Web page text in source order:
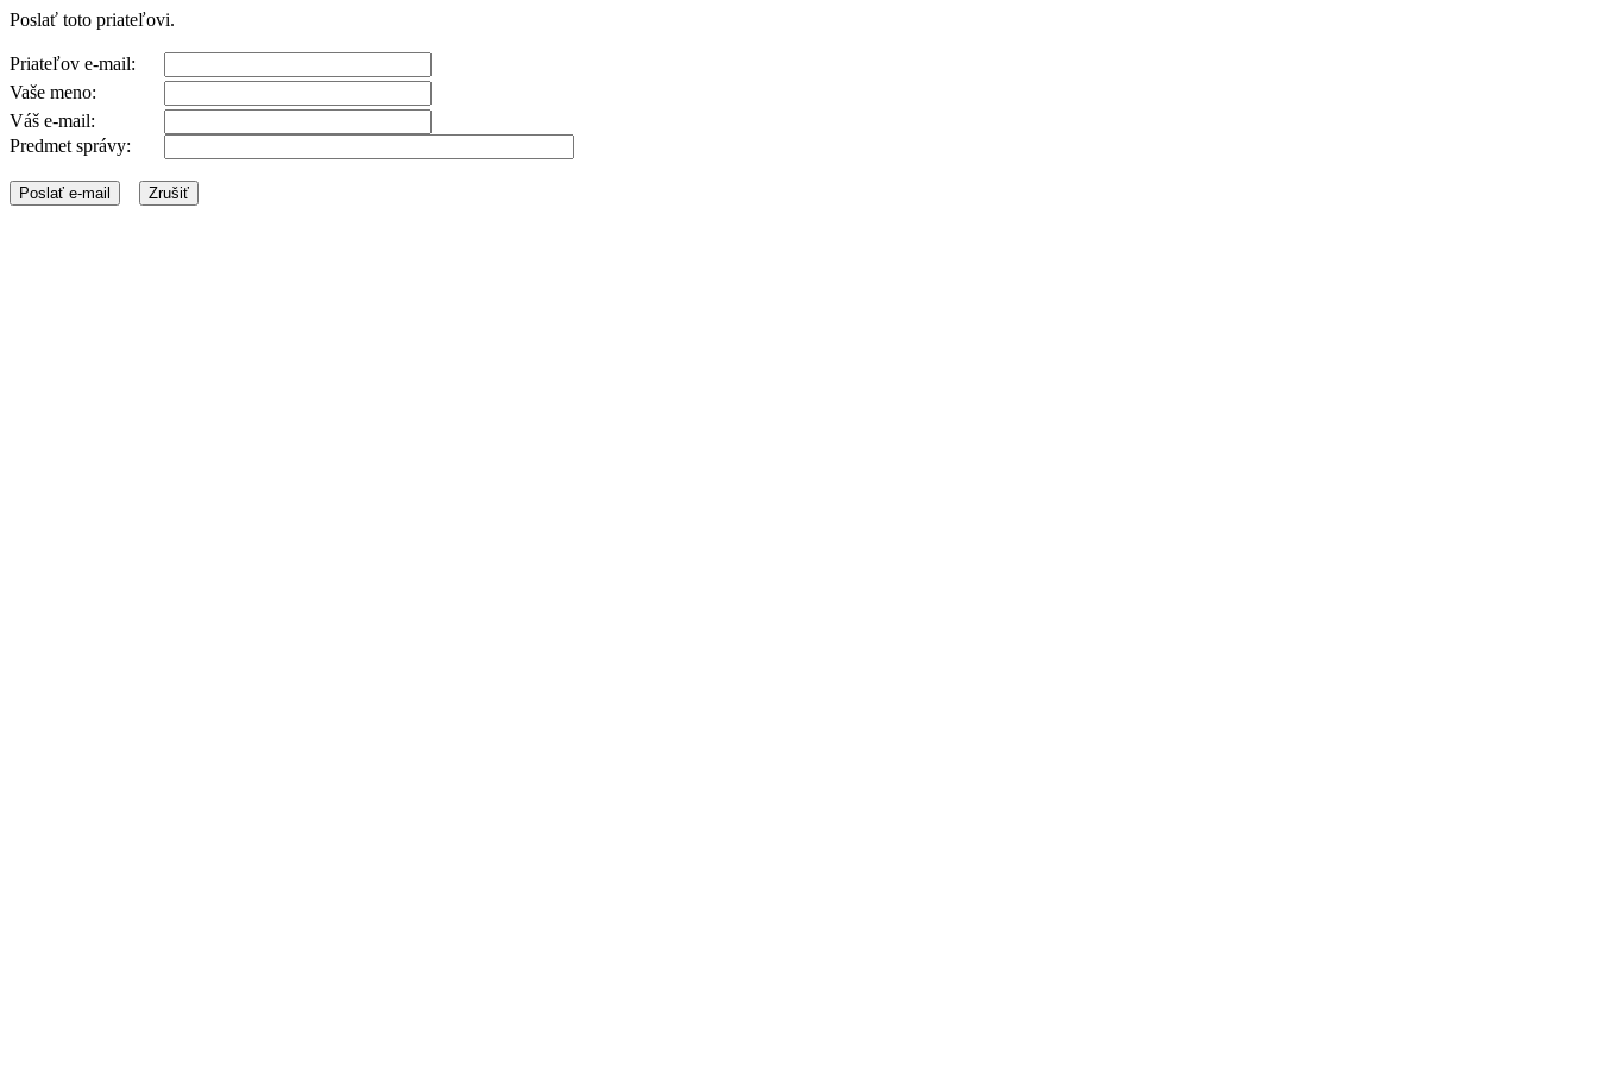
Poslať toto priateľovi.
Priateľov e-mail:
Vaše meno:
Váš e-mail:
Predmet správy: